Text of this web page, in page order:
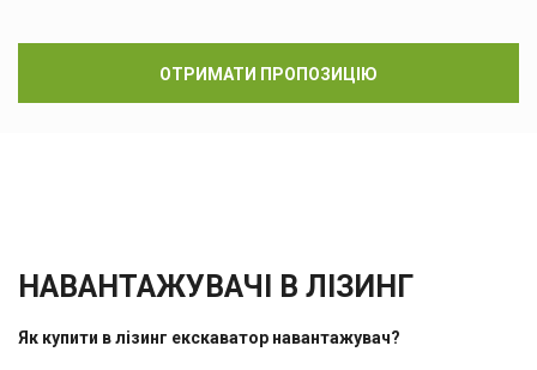
ОТРИМАТИ ПРОПОЗИЦІЮ
НАВАНТАЖУВАЧІ В ЛІЗИНГ
Як купити в лізинг екскаватор навантажувач?